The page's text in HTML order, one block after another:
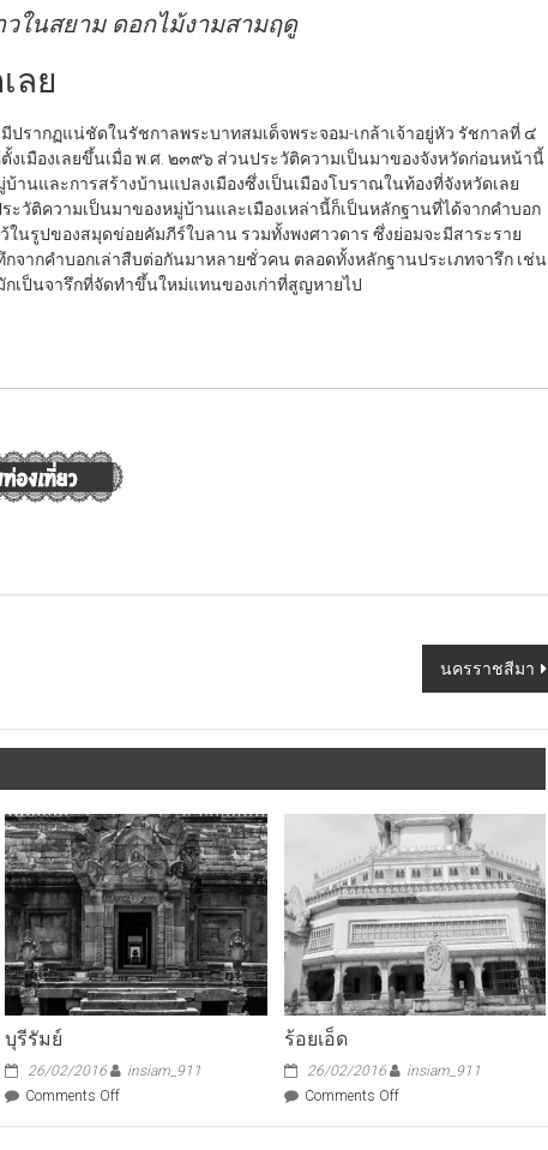
วในสยาม ดอกไม้งามสามฤดู
ลย
ปรากฏแน่ชัดในรัชกาลพระบาทสมเด็จพระจอม-เกล้าเจ้าอยู่หัว รัชกาลที่ ๔
งเมืองเลยขึ้นเมื่อ พ.ศ. ๒๓๙๖ ส่วนประวัติความเป็นมาของจังหวัดก่อนหน้านี้
านและการสร้างบ้านแปลงเมืองซึ่งเป็นเมืองโบราณในท้องที่จังหวัดเลย
ะวัติความเป็นมาของหมู่บ้านและเมืองเหล่านี้ก็เป็นหลักฐานที่ได้จากคำบอก
ในรูปของสมุดข่อยคัมภีร์ใบลาน รวมทั้งพงศาวดาร ซึ่งย่อมจะมีสาระราย
กจากคำบอกเล่าสืบต่อกันมาหลายชั่วคน ตลอดทั้งหลักฐานประเภทจารึก เช่น
กเป็นจารึกที่จัดทำขึ้นใหม่แทนของเก่าที่สูญหายไป
นครราชสีมา
บุรีรัมย์
26/02/2016
insiam_911
Comments Offon
ร้อยเอ็ด
26/02/2016
insiam_911
Comments Offon